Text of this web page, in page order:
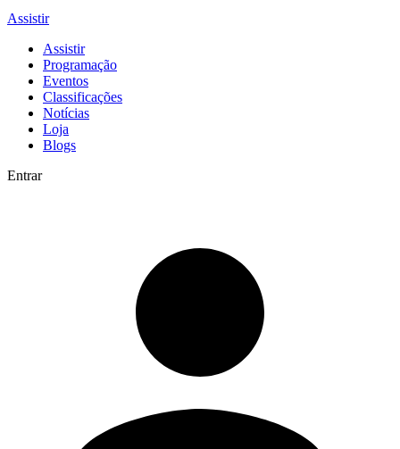
Assistir
Assistir
Programação
Eventos
Classificações
Notícias
Loja
Blogs
Entrar